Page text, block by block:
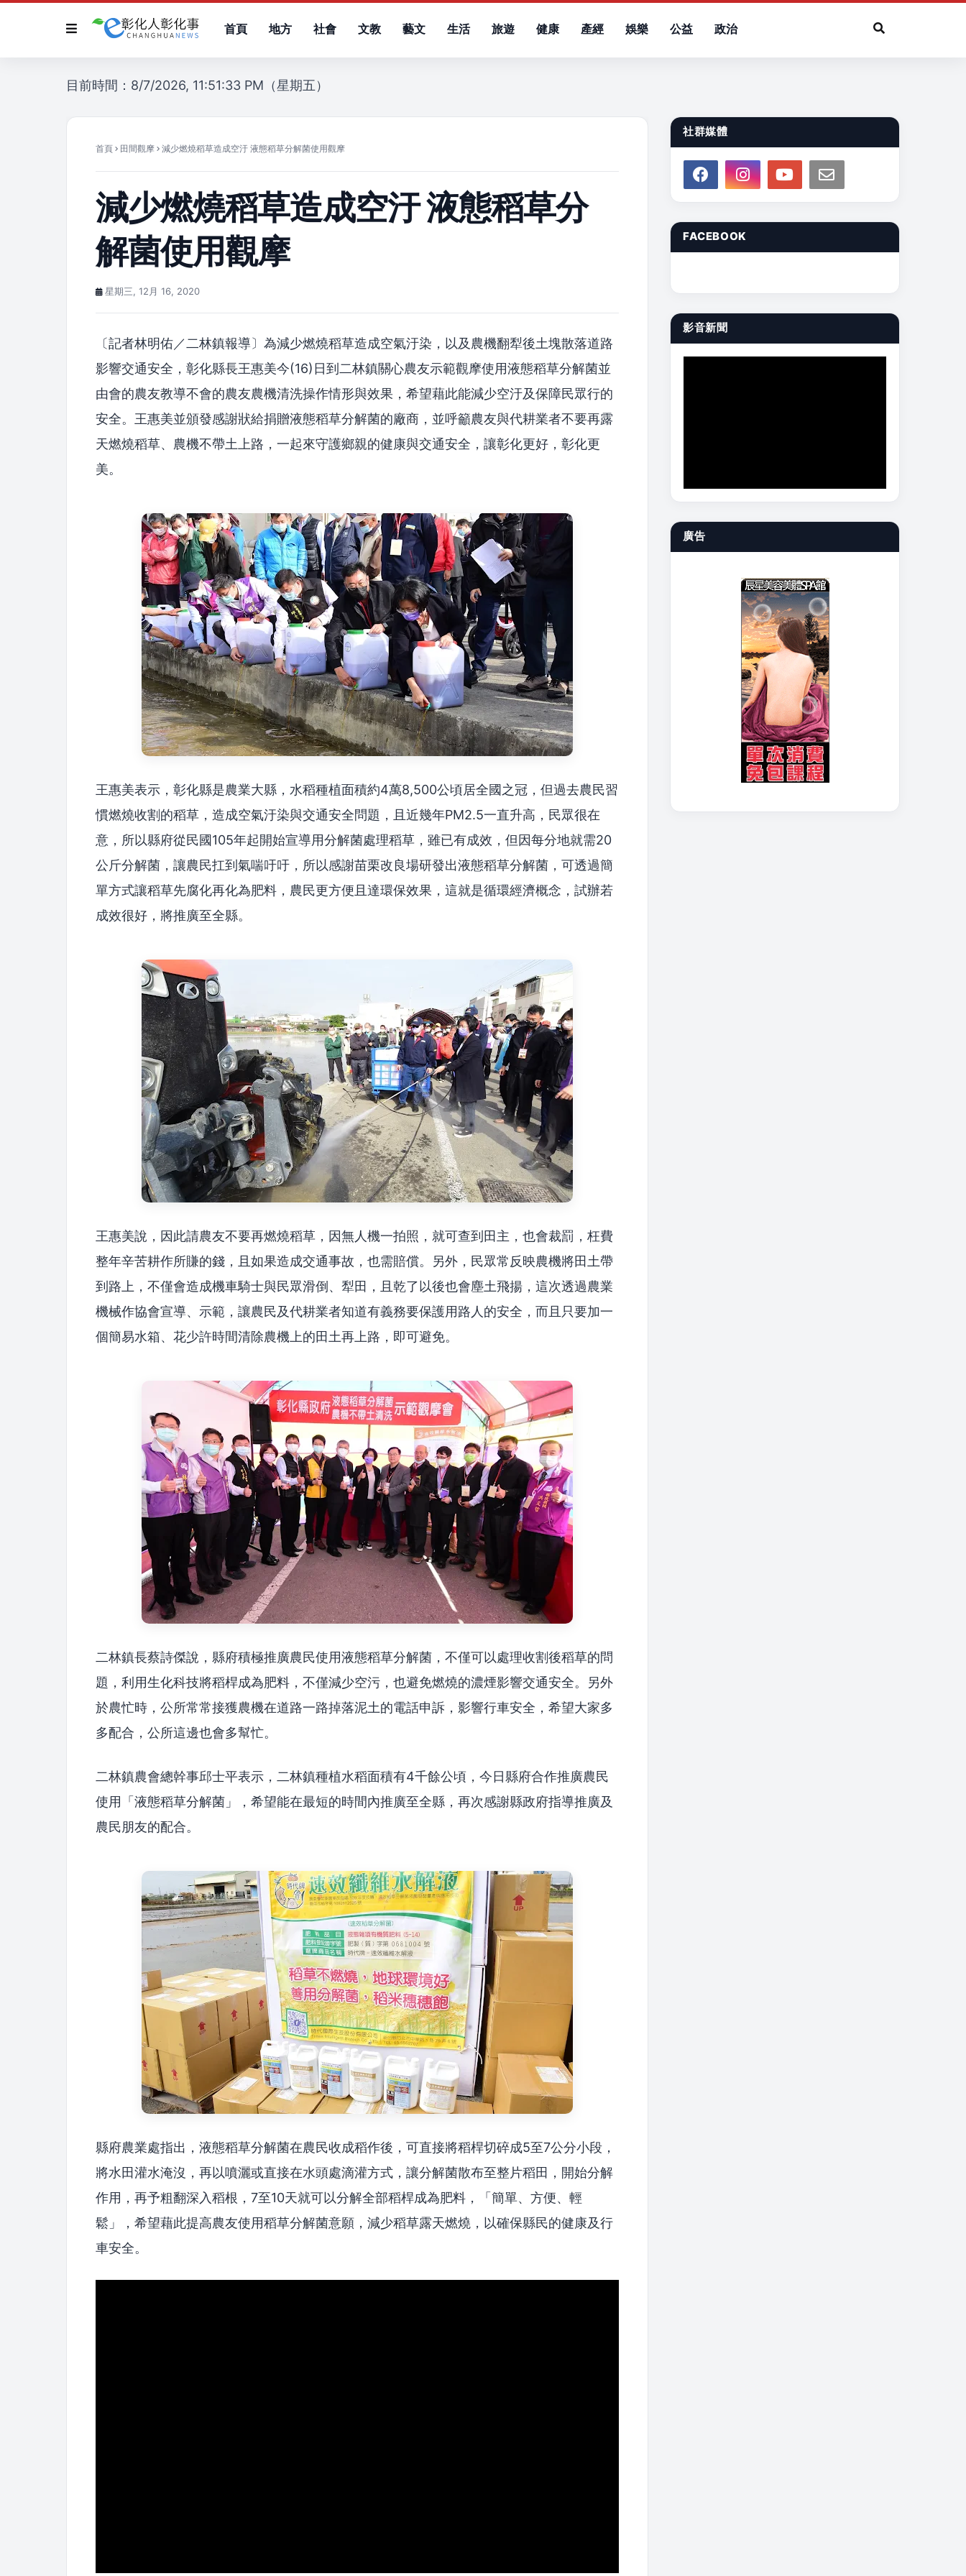
首頁 地方 社會 文教 藝文 生活 旅遊 健康 產經 娛樂 公益 政治
目前時間：8/7/2026, 11:51:33 PM（星期五）
首頁 田間觀摩 減少燃燒稻草造成空汙 液態稻草分解菌使用觀摩
減少燃燒稻草造成空汙 液態稻草分
解菌使用觀摩
星期三, 12月 16, 2020
〔記者林明佑／二林鎮報導〕為減少燃燒稻草造成空氣汙染，以及農機翻犁後土塊散落道路
影響交通安全，彰化縣長王惠美今(16)日到二林鎮關心農友示範觀摩使用液態稻草分解菌並
由會的農友教導不會的農友農機清洗操作情形與效果，希望藉此能減少空汙及保障民眾行的
安全。王惠美並頒發感謝狀給捐贈液態稻草分解菌的廠商，並呼籲農友與代耕業者不要再露
天燃燒稻草、農機不帶土上路，一起來守護鄉親的健康與交通安全，讓彰化更好，彰化更
美。
王惠美表示，彰化縣是農業大縣，水稻種植面積約4萬8,500公頃居全國之冠，但過去農民習
慣燃燒收割的稻草，造成空氣汙染與交通安全問題，且近幾年PM2.5一直升高，民眾很在
意，所以縣府從民國105年起開始宣導用分解菌處理稻草，雖已有成效，但因每分地就需20
公斤分解菌，讓農民扛到氣喘吁吁，所以感謝苗栗改良場研發出液態稻草分解菌，可透過簡
單方式讓稻草先腐化再化為肥料，農民更方便且達環保效果，這就是循環經濟概念，試辦若
成效很好，將推廣至全縣。
王惠美說，因此請農友不要再燃燒稻草，因無人機一拍照，就可查到田主，也會裁罰，枉費
整年辛苦耕作所賺的錢，且如果造成交通事故，也需賠償。另外，民眾常反映農機將田土帶
到路上，不僅會造成機車騎士與民眾滑倒、犁田，且乾了以後也會塵土飛揚，這次透過農業
機械作協會宣導、示範，讓農民及代耕業者知道有義務要保護用路人的安全，而且只要加一
個簡易水箱、花少許時間清除農機上的田土再上路，即可避免。
二林鎮長蔡詩傑說，縣府積極推廣農民使用液態稻草分解菌，不僅可以處理收割後稻草的問
題，利用生化科技將稻桿成為肥料，不僅減少空污，也避免燃燒的濃煙影響交通安全。另外
於農忙時，公所常常接獲農機在道路一路掉落泥土的電話申訴，影響行車安全，希望大家多
多配合，公所這邊也會多幫忙。
二林鎮農會總幹事邱士平表示，二林鎮種植水稻面積有4千餘公頃，今日縣府合作推廣農民
使用「液態稻草分解菌」，希望能在最短的時間內推廣至全縣，再次感謝縣政府指導推廣及
農民朋友的配合。
縣府農業處指出，液態稻草分解菌在農民收成稻作後，可直接將稻桿切碎成5至7公分小段，
將水田灌水淹沒，再以噴灑或直接在水頭處滴灌方式，讓分解菌散布至整片稻田，開始分解
作用，再予粗翻深入稻根，7至10天就可以分解全部稻桿成為肥料，「簡單、方便、輕
鬆」，希望藉此提高農友使用稻草分解菌意願，減少稻草露天燃燒，以確保縣民的健康及行
車安全。
社群媒體
FACEBOOK
影音新聞
廣告